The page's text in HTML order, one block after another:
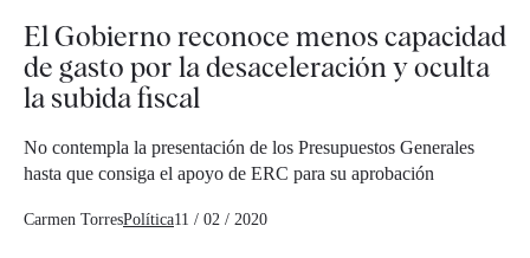
El Gobierno reconoce menos capacidad
de gasto por la desaceleración y oculta
la subida fiscal
No contempla la presentación de los Presupuestos Generales
hasta que consiga el apoyo de ERC para su aprobación
Carmen TorresPolítica11 / 02 / 2020